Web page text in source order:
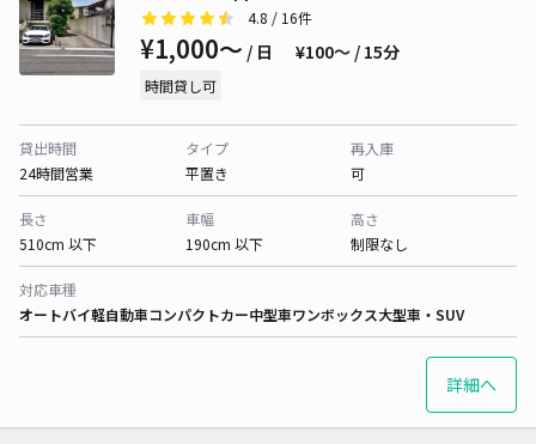
4.8 / 16件
¥1,000〜 / 日 ¥100〜 / 15分
時間貸し可
貸出時間
24時間営業
タイプ
平置き
再入庫
可
長さ
510cm 以下
車幅
190cm 以下
高さ
制限なし
対応車種
オートバイ軽自動車コンパクトカー中型車ワンボックス大型車・SUV
詳細へ